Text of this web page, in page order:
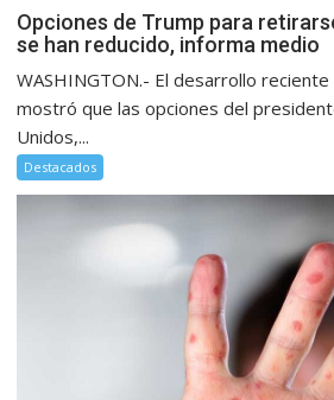
Opciones de Trump para
se han reducido, informa medio
WASHINGTON.- El desarrollo
mostró que las opciones del
Unidos,...
Destacados